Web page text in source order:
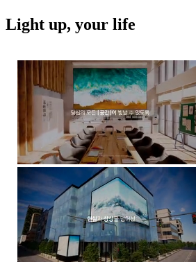
Light up, your life